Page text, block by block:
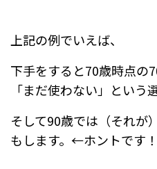
上記の例でいえば、
下手をすると70歳時点の
「まだ使わない」という
そして90歳では（それが
もします。←ホントです！